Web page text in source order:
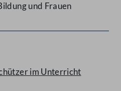
und Frauen
im Unterricht